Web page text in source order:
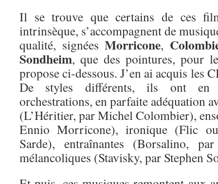
Il se trouve que certains de ces
intrinsèque, s’accompagnent de
qualité, signées Morricone,
Sondheim, que des pointures, pour
propose ci-dessous. J’en ai acquis les
De styles différents, ils ont en
orchestrations, en parfaite adéquation
(L’Héritier, par Michel Colombier),
Ennio Morricone), ironique (Flic
Sarde), entraînantes (Borsalino,
mélancoliques (Stavisky, par Stephen